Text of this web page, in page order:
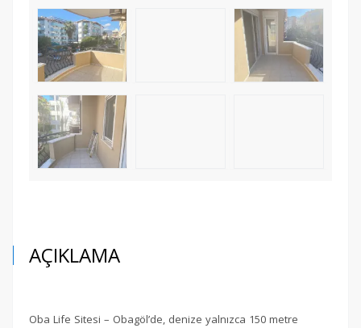
AÇIKLAMA
Oba Life Sitesi – Obagöl’de, denize yalnızca 150 metre